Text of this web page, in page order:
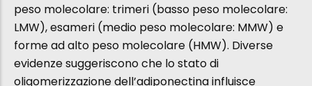
peso molecolare: trimeri (basso peso molecolare:
LMW), esameri (medio peso molecolare: MMW) e
forme ad alto peso molecolare (HMW). Diverse
evidenze suggeriscono che lo stato di
oligomerizzazione dell’adiponectina influisce